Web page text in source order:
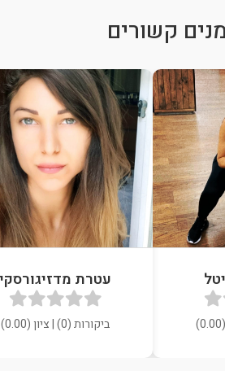
קשורים
עטרת מדזיגורסקי
ביקורות (0) | ציון (0.00)